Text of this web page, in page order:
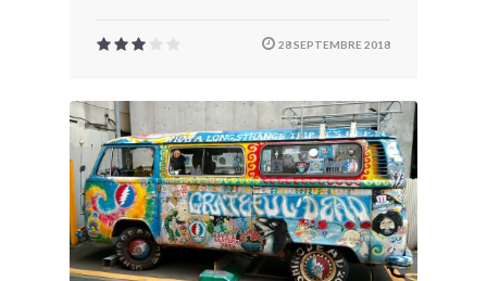
28 SEPTEMBRE 2018